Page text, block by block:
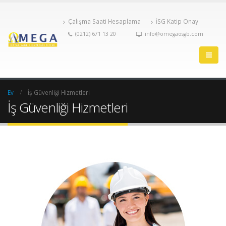
Çalışma Saati Hesaplama İSG Katip Onay
(0212) 671 13 20 info@omegaosgb.com
Ev İş Güvenliği Hizmetleri
İş Güvenliği Hizmetleri